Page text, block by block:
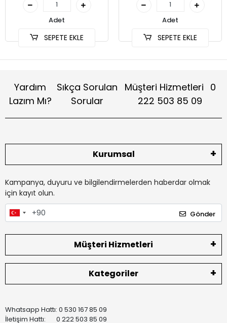
Adet
SEPETE EKLE
Adet
SEPETE EKLE
Yardım
Lazım Mı?
Sıkça Sorulan
Sorular
Müşteri Hizmetleri 0
222 503 85 09
Kurumsal
Kampanya, duyuru ve bilgilendirmelerden haberdar olmak
için kayıt olun.
Gönder
Müşteri Hizmetleri
Kategoriler
Whatsapp Hattı: 0 530 167 85 09
İletişim Hattı: 0 222 503 85 09